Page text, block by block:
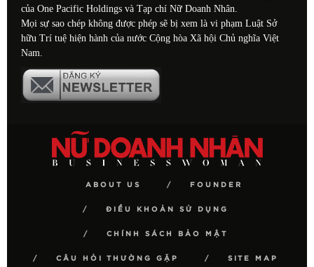
của One Pacific Holdings và Tạp chí Nữ Doanh Nhân.
Mọi sự sao chép không được phép sẽ bị xem là vi phạm Luật Sở
hữu Trí tuệ hiện hành của nước Cộng hòa Xã hội Chủ nghĩa Việt
Nam.
ABOUT US FOUNDER
ĐIỀU KHOẢN SỬ DỤNG
CHÍNH SÁCH BẢO MẬT
CÂU HỎI THƯỜNG GẶP SITE MAP